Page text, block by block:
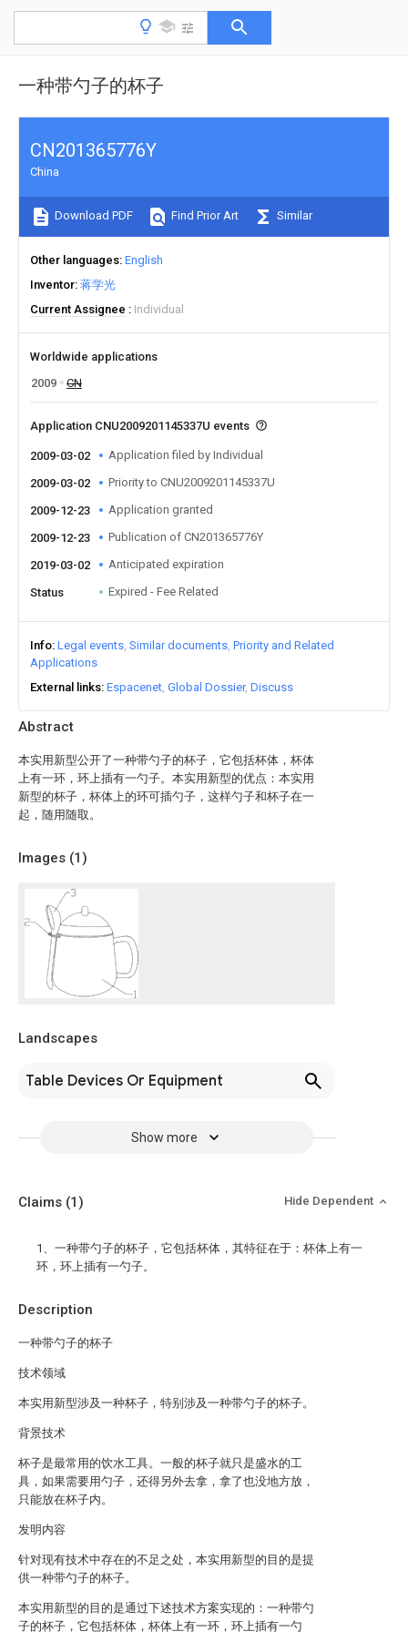
一种带勺子的杯子
Abstract
本实用新型公开了一种带勺子的杯子，它包括杯体，杯体
上有一环，环上插有一勺子。本实用新型的优点：本实用
新型的杯子，杯体上的环可插勺子，这样勺子和杯子在一
起，随用随取。
Images (1)
Landscapes
Table Devices Or Equipment
Show more
CN201365776Y
China
Download PDF Find Prior Art Similar
Other languages English
Inventor 蒋学光
Current Assignee
Individual
Worldwide applications
2009
CN
Application CNU2009201145337U events
2009-03-02 Application filed by Individual
2009-03-02 Priority to CNU2009201145337U
2009-12-23 Application granted
2009-12-23 Publication of CN201365776Y
2019-03-02 Anticipated expiration
Status Expired - Fee Related
Info Legal events Similar documents Priority and Related
Applications
External links Espacenet Global Dossier Discuss
Description
一种带勺子的杯子
技术领域
本实用新型涉及一种杯子，特别涉及一种带勺子的杯子。
背景技术
杯子是最常用的饮水工具。一般的杯子就只是盛水的工
具，如果需要用勺子，还得另外去拿，拿了也没地方放，
只能放在杯子内。
发明内容
针对现有技术中存在的不足之处，本实用新型的目的是提
供一种带勺子的杯子。
本实用新型的目的是通过下述技术方案实现的：一种带勺
子的杯子，它包括杯体，杯体上有一环，环上插有一勺
Claims (1) Hide Dependent
1、一种带勺子的杯子，它包括杯体，其特征在于：杯体上有一
环，环上插有一勺子。